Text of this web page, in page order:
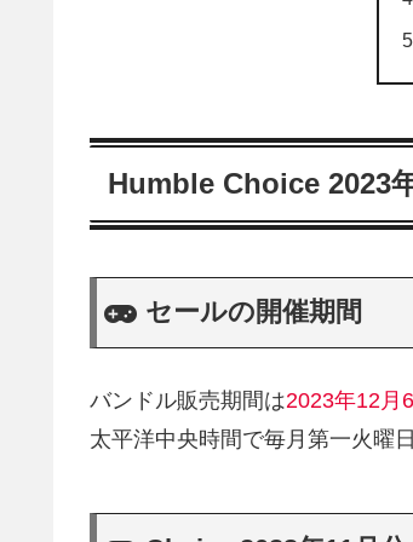
Humble Choice 2023
セールの開催期間
バンドル販売期間は2023年12月
太平洋中央時間で毎月第一火曜